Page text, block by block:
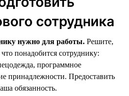
сотрудника
нужно для работы. Решите,
понадобится сотруднику:
программное
принадлежности. Предоставить
обязанность.